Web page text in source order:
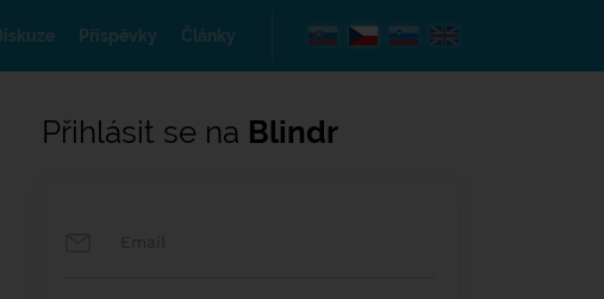
Příspěvky Články
Přihlásit se na Blindr